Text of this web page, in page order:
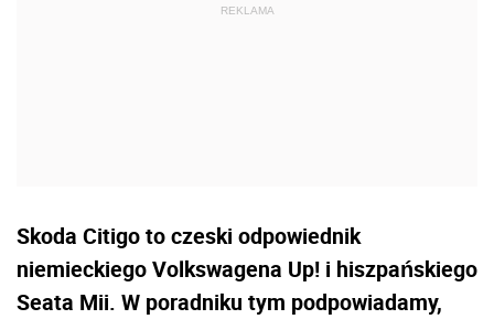
Skoda Citigo to czeski odpowiednik
niemieckiego Volkswagena Up! i hiszpańskiego
Seata Mii. W poradniku tym podpowiadamy,